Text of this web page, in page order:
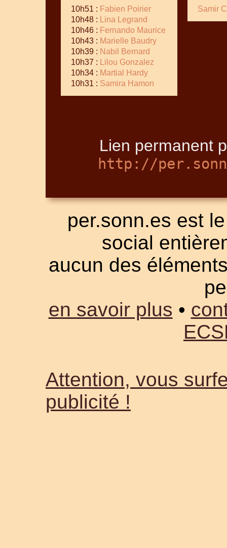
10h51 : Fabien Poirier
10h48 :
Lina Legrand
10h46 : Fernando Maurice
10h43 : Marielle Baudry
10h39 : Nabil Bernard
10h37 :
Lilou Gonzalez
10h34 : Martial Hardy
10h31 : Samira Hamon
Samir
Lien permanent
http://
per.sonn.es est
social
aucun des
en savoir plus •
Attention, vous
publicité !